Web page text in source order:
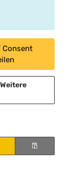
Consent
Weitere